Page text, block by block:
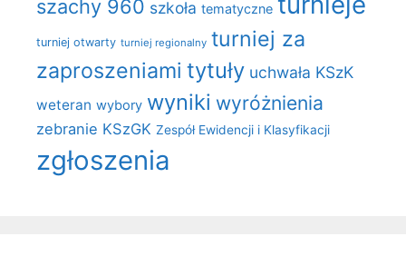
szachy 960 szkoła tematyczne
turniej otwarty turniej regionalny turniej za
zaproszeniami tytuły uchwała KSzK
weteran wybory wyniki wyróżnienia
zebranie KSzGK Zespół Ewidencji i Klasyfikacji
zgłoszenia